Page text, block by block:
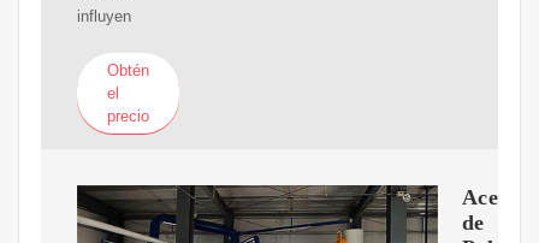
influyen
Obtén
el
precio
Aceite
de